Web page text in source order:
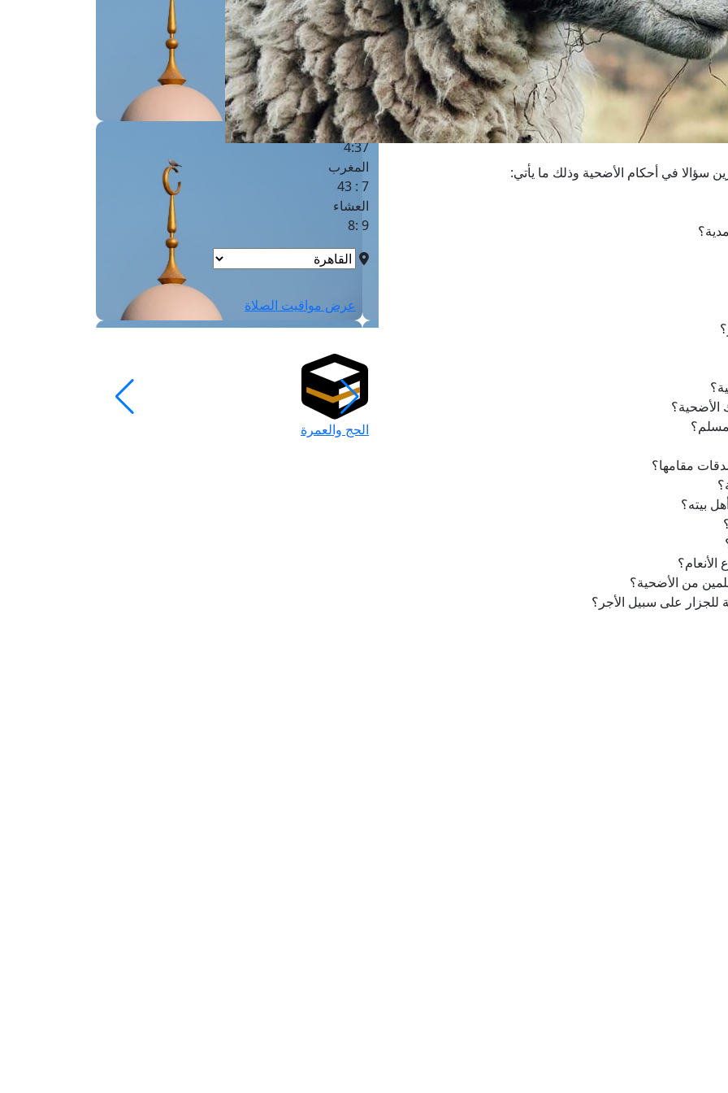
سؤالا في أحكام الأضحية وذلك ما يأتي:
الأضحية؟
مقامها؟
بيته؟
من الأضحية؟
للجزار على سبيل الأجر؟
الفجر
4 :42
الشروق
6 :18
الظهر
1 : 1
العصر
4:37
المغرب
7 : 43
العشاء
9 :8
عرض مواقيت الصلاة
الحج والعمرة